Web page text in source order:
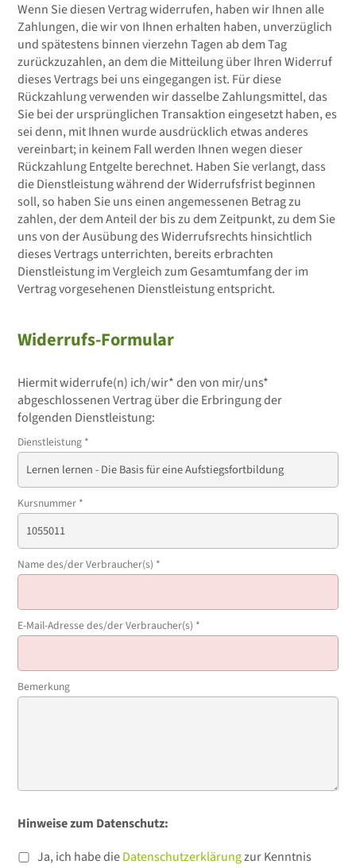
Wenn Sie diesen Vertrag widerrufen, haben wir Ihnen alle
Zahlungen, die wir von Ihnen erhalten haben, unverzüglich
und spätestens binnen vierzehn Tagen ab dem Tag
zurückzuzahlen, an dem die Mitteilung über Ihren Widerruf
dieses Vertrags bei uns eingegangen ist. Für diese
Rückzahlung verwenden wir dasselbe Zahlungsmittel, das
Sie bei der ursprünglichen Transaktion eingesetzt haben, es
sei denn, mit Ihnen wurde ausdrücklich etwas anderes
vereinbart; in keinem Fall werden Ihnen wegen dieser
Rückzahlung Entgelte berechnet. Haben Sie verlangt, dass
die Dienstleistung während der Widerrufsfrist beginnen
soll, so haben Sie uns einen angemessenen Betrag zu
zahlen, der dem Anteil der bis zu dem Zeitpunkt, zu dem Sie
uns von der Ausübung des Widerrufsrechts hinsichtlich
dieses Vertrags unterrichten, bereits erbrachten
Dienstleistung im Vergleich zum Gesamtumfang der im
Vertrag vorgesehenen Dienstleistung entspricht.
Widerrufs-Formular
Hiermit widerrufe(n) ich/wir* den von mir/uns*
abgeschlossenen Vertrag über die Erbringung der
folgenden Dienstleistung:
Dienstleistung *
Kursnummer *
Name des/der Verbraucher(s) *
E-Mail-Adresse des/der Verbraucher(s) *
Bemerkung
Hinweise zum Datenschutz:
Ja, ich habe dieDatenschutzerklärungzur Kenntnis